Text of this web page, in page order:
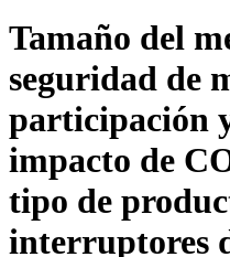
Tamaño del
seguridad de
participación
impacto de
tipo de
interruptores